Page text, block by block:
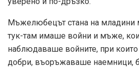
Мъжелюбецът стана на младини
тук-там имаше войни и мъже,
наблюдаваше войните, при които
добри, въоръжаваше наемници,